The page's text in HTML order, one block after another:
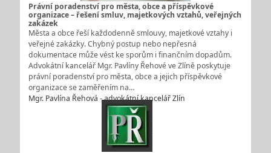
Právní poradenství pro města, obce a příspěvkové
organizace – řešení smluv, majetkových vztahů, veřejných
zakázek
Města a obce řeší každodenně smlouvy, majetkové vztahy i
veřejné zakázky. Chybný postup nebo nepřesná
dokumentace může vést ke sporům i finančním dopadům.
Advokátní kancelář Mgr. Pavlíny Řehové ve Zlíně poskytuje
právní poradenství pro města, obce a jejich příspěvkové
organizace se zaměřením na…
Mgr. Pavlína Řehová - advokátní kancelář Zlín